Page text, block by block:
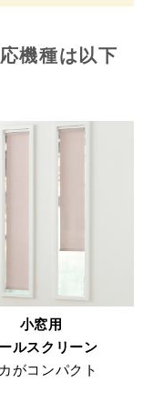
機種は以下
小窓用
ルスクリーン
がコンパクト